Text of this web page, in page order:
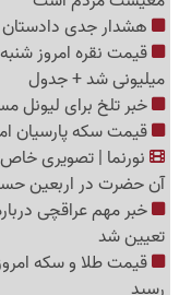
هشدار جدی دادستان
میلیونی شد + جدول
خبر تلخ برای لیونل مسی؛
قیمت سکه پارسیان امروز شنبه
نورنما | تصویری
آن حضرت در اربعین
خبر مهم عراقچی
تعیین شد